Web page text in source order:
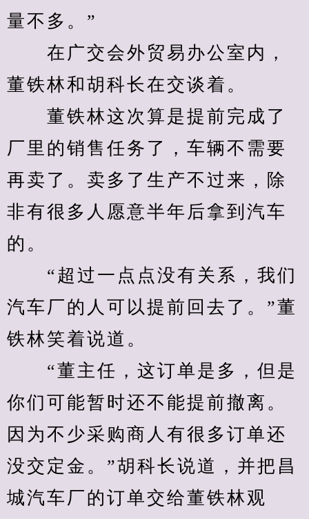
量不多。”
在广交会外贸易办公室内，
董铁林和胡科长在交谈着。
董铁林这次算是提前完成了
厂里的销售任务了，车辆不需要
再卖了。卖多了生产不过来，除
非有很多人愿意半年后拿到汽车
的。
“超过一点点没有关系，我们
汽车厂的人可以提前回去了。”董
铁林笑着说道。
“董主任，这订单是多，但是
你们可能暂时还不能提前撤离。
因为不少采购商人有很多订单还
没交定金。”胡科长说道，并把昌
城汽车厂的订单交给董铁林观